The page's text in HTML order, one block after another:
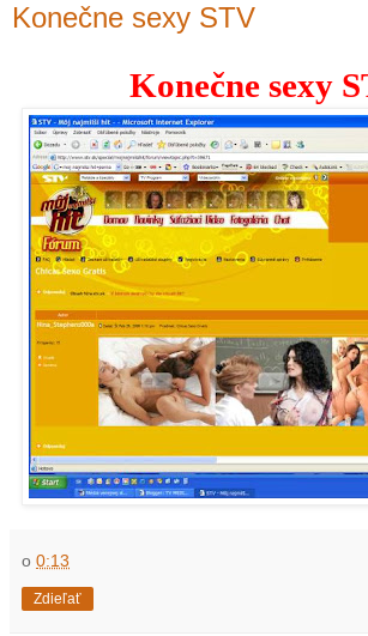
Konečne sexy STV
Konečne sexy
o 0:13
Zdieľať